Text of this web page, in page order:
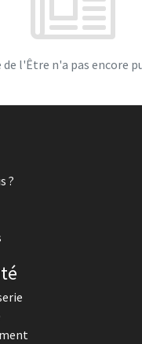
de l'Être n'a pas encore
?